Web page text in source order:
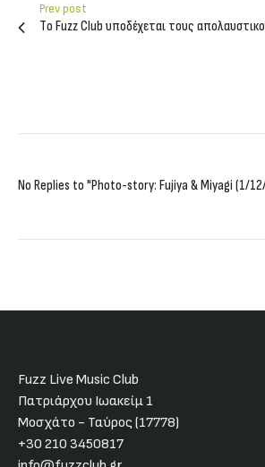
Prev post
Tο Fuzz Club υποδέχεται τους
No Replies to "Photo-story: Fujiya & Miyagi (1/
Fuzz Live Music Club
Πατριάρχου Ιωακείμ 1
Μοσχάτο - Ταύρος (17778)
+30 210 3450817